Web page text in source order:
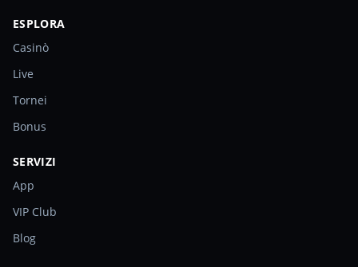
ESPLORA
Casinò
Live
Tornei
Bonus
SERVIZI
App
VIP Club
Blog